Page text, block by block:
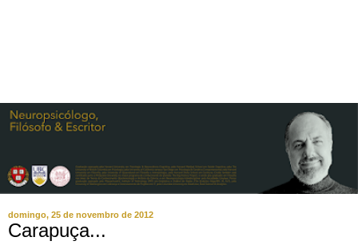
domingo, 25 de novembro de 2012
Carapuça...